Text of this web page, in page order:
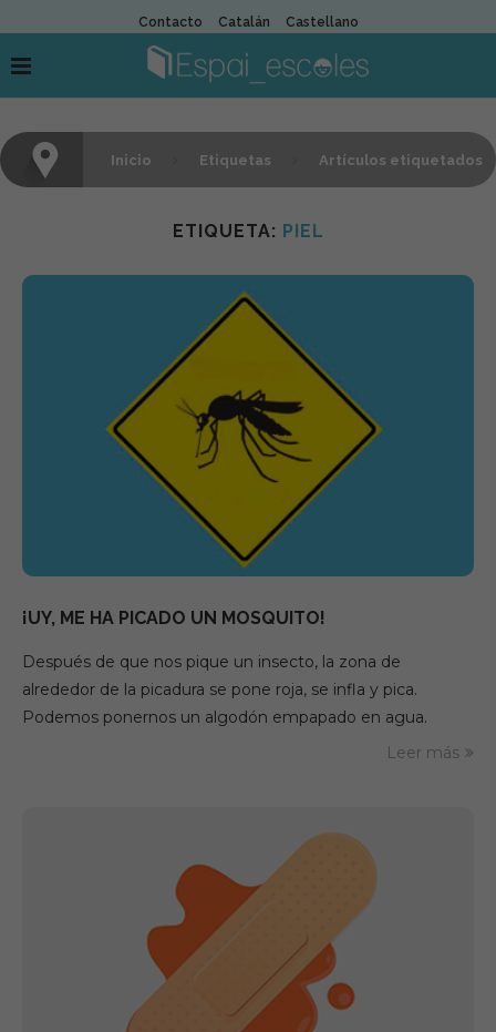
Contacto Catalán Castellano
Inicio Etiquetas Artículos etiquetados
ETIQUETA: PIEL
¡UY, ME HA PICADO UN MOSQUITO!
Después de que nos pique un insecto, la zona de
alrededor de la picadura se pone roja, se infla y pica.
Podemos ponernos un algodón empapado en agua.
Leer más